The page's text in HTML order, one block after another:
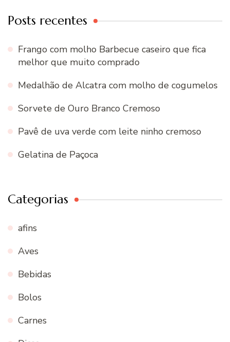
Posts recentes
Frango com molho Barbecue caseiro que fica
melhor que muito comprado
Medalhão de Alcatra com molho de cogumelos
Sorvete de Ouro Branco Cremoso
Pavê de uva verde com leite ninho cremoso
Gelatina de Paçoca
Categorias
afins
Aves
Bebidas
Bolos
Carnes